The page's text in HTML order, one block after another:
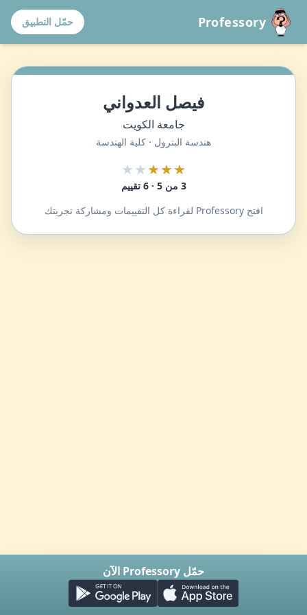
Professory حمّل التطبيق
فيصل العدواني
جامعة الكويت
هندسة البترول · كلية الهندسة
★★★
★★
3 من 5 · 6 تقييم
افتح Professory لقراءة كل التقييمات ومشاركة تجربتك
حمّل Professory الآن